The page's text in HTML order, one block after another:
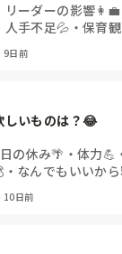
リーダーの影響👩‍💼
人手不足💦 ・ 保育
因があると感じる💭
さい)
9日前
しいものは？😂
の休み🌴 ・ 体力💪
・ なんでもいいか
教えてください)
10日前